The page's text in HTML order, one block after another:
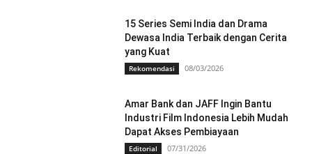
15 Series Semi India dan Drama
Dewasa India Terbaik dengan Cerita
yang Kuat
Rekomendasi 08/03/2026
Amar Bank dan JAFF Ingin Bantu
Industri Film Indonesia Lebih Mudah
Dapat Akses Pembiayaan
Editorial 07/31/2026